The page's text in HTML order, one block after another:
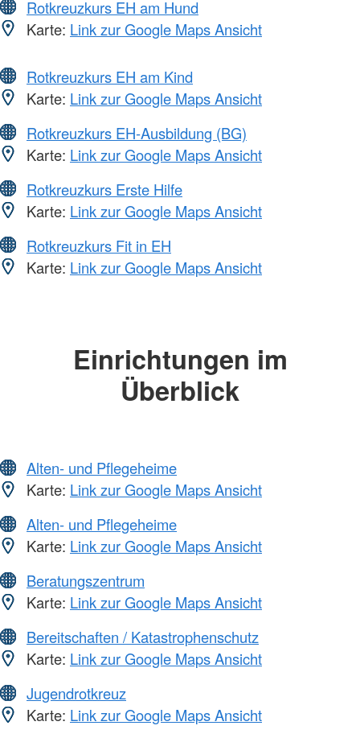
Rotkreuzkurs EH am Hund
Karte: Link zur Google Maps Ansicht
Rotkreuzkurs EH am Kind
Karte: Link zur Google Maps Ansicht
Rotkreuzkurs EH-Ausbildung (BG)
Karte: Link zur Google Maps Ansicht
Rotkreuzkurs Erste Hilfe
Karte: Link zur Google Maps Ansicht
Rotkreuzkurs Fit in EH
Karte: Link zur Google Maps Ansicht
Einrichtungen im
Überblick
Alten- und Pflegeheime
Karte: Link zur Google Maps Ansicht
Alten- und Pflegeheime
Karte: Link zur Google Maps Ansicht
Beratungszentrum
Karte: Link zur Google Maps Ansicht
Bereitschaften / Katastrophenschutz
Karte: Link zur Google Maps Ansicht
Jugendrotkreuz
Karte: Link zur Google Maps Ansicht